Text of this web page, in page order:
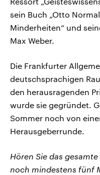
sein Buch „Otto
Minderheiten“ und
Max Weber.
Die Frankfurter
deutschsprachigen
den herausragenden
wurde sie gegründet.
Sommer noch von
Herausgeberrunde.
Hören Sie das
noch mindestens fünf